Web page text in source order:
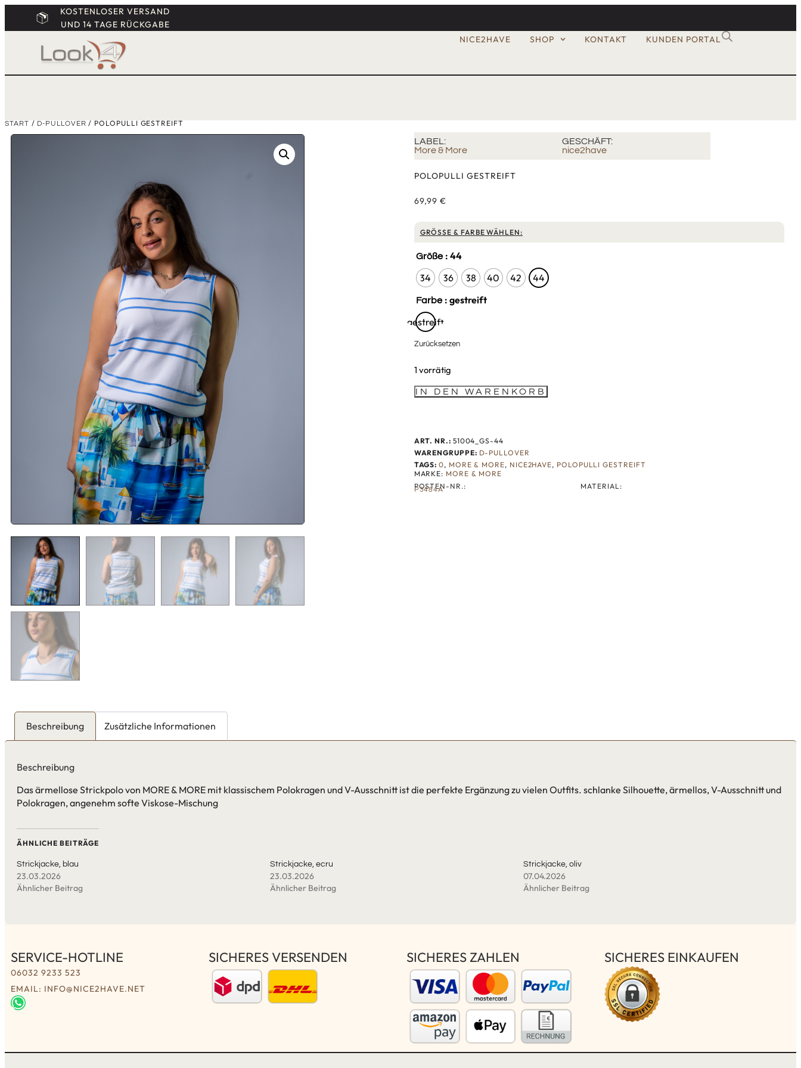
KOSTENLOSER VERSAND
UND 14 TAGE RÜCKGABE
NICE2HAVE
SHOP KONTAKT KUNDEN PORTAL
START / D-PULLOVER / POLOPULLI GESTREIFT
LABEL:
GESCHÄFT:
More & More
nice2have
POLOPULLI GESTREIFT
69,99 €
GRÖSSE & FARBE WÄHLEN:
Größe : 44
34
36 38 40 42 44
Farbe : gestreift
gestreift
Zurücksetzen
1 vorrätig
IN DEN WARENKORB
ART. NR.: 51004_GS-44
WARENGRUPPE: D-PULLOVER
TAGS:0, MORE & MORE, NICE2HAVE, POLOPULLI GESTREIFT
MARKE: MORE & MORE
POSTEN-NR.:
MATERIAL:
P3484A
Beschreibung Zusätzliche Informationen
Beschreibung
Das ärmellose Strickpolo von MORE & MORE mit klassischem Polokragen und V-Ausschnitt ist die perfekte Ergänzung zu vielen Outfits. schlanke Silhouette, ärmellos, V-Ausschnitt und
Polokragen, angenehm softe Viskose-Mischung
ÄHNLICHE BEITRÄGE
Strickjacke, blau
23.03.2026
Ähnlicher Beitrag
Strickjacke, ecru
23.03.2026
Ähnlicher Beitrag
Strickjacke, oliv
07.04.2026
Ähnlicher Beitrag
SERVICE-HOTLINE
06032 9233 523
EMAIL: INFO@NICE2HAVE.NET
SICHERES VERSENDEN SICHERES ZAHLEN SICHERES EINKAUFEN